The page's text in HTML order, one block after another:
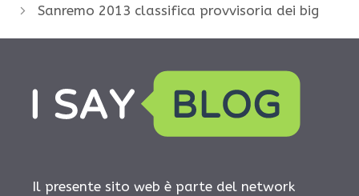
Sanremo 2013 classifica provvisoria dei big
Il presente sito web è parte del network